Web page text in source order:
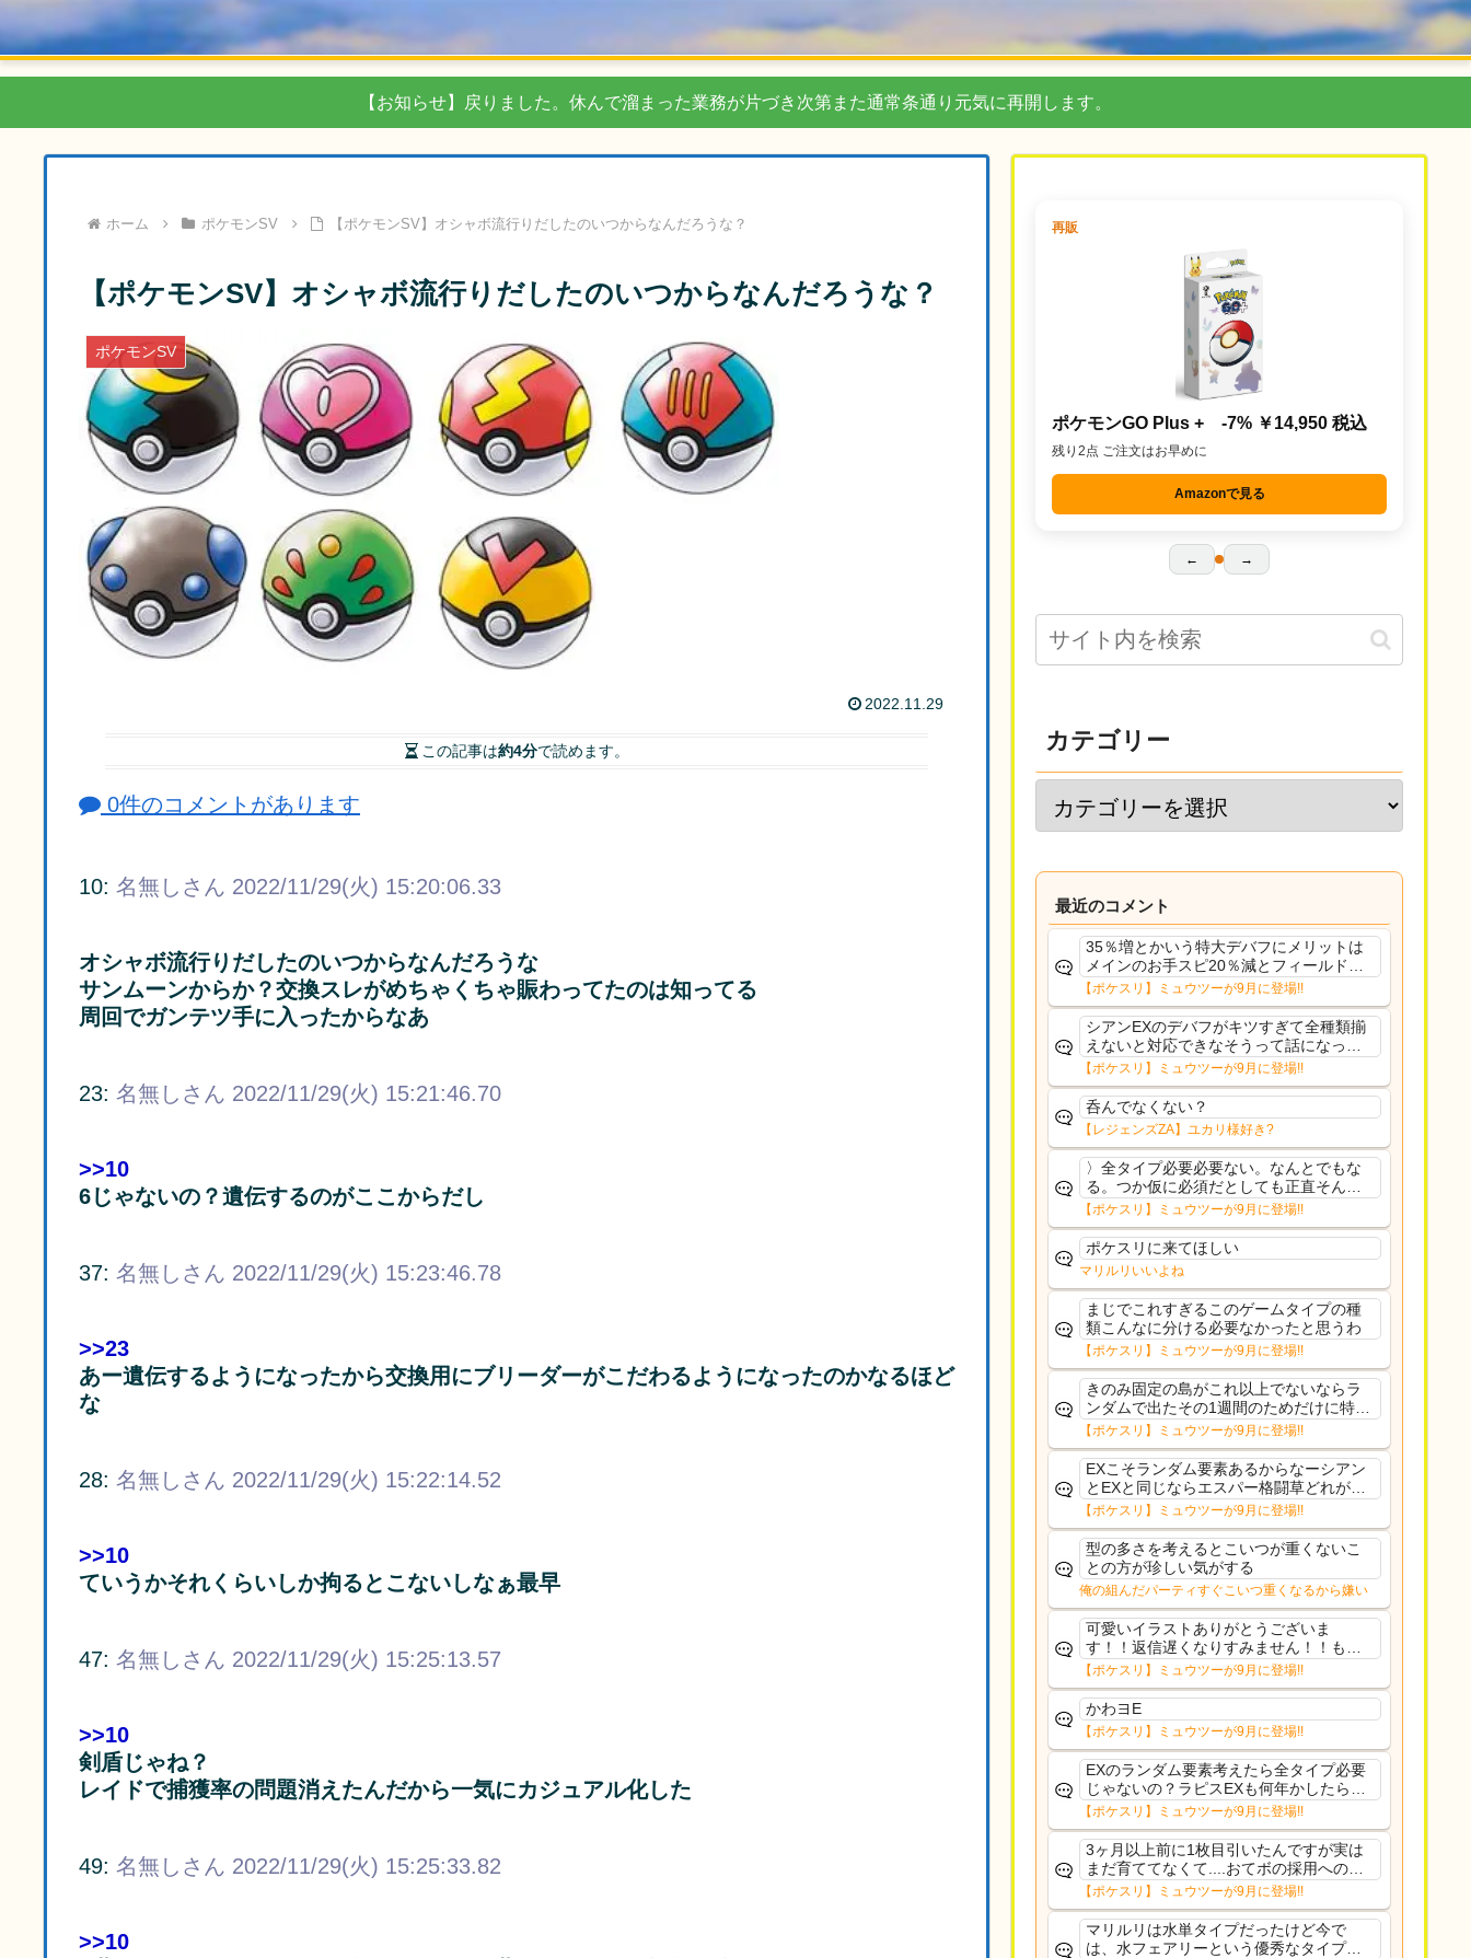
【お知らせ】戻りました。休んで溜まった業務が片づき次第また通常条通り元気に再開します。
ホーム ポケモンSV 【ポケモンSV】オシャボ流行りだしたのいつからなんだろうな？
【ポケモンSV】オシャボ流行りだしたのいつからなんだろうな？
ポケモンSV
2022.11.29
この記事は約4分で読めます。
0件のコメントがあります
10: 名無しさん 2022/11/29(火) 15:20:06.33
オシャボ流行りだしたのいつからなんだろうな
サンムーンからか？交換スレがめちゃくちゃ賑わってたのは知ってる
周回でガンテツ手に入ったからなあ
23: 名無しさん 2022/11/29(火) 15:21:46.70
>>10
6じゃないの？遺伝するのがここからだし
37: 名無しさん 2022/11/29(火) 15:23:46.78
>>23
あー遺伝するようになったから交換用にブリーダーがこだわるようになったのかなるほど
な
28: 名無しさん 2022/11/29(火) 15:22:14.52
>>10
ていうかそれくらいしか拘るとこないしなぁ最早
47: 名無しさん 2022/11/29(火) 15:25:13.57
>>10
剣盾じゃね？
レイドで捕獲率の問題消えたんだから一気にカジュアル化した
49: 名無しさん 2022/11/29(火) 15:25:33.82
>>10
再販
ポケモンGO Plus + -7% ￥14,950 税込
残り2点 ご注文はお早めに
Amazonで見る
← →
カテゴリー
最近のコメント
35％増とかいう特大デバフにメリットは
メインのお手スピ20％減とフィールド効
果のみフェアリーノーマルとか引いたら
まともに料理も作れないし終わり控えめ
に言ってカス
【ポケスリ】ミュウツーが9月に登場!!
シアンEXのデバフがキツすぎて全種類揃
えないと対応できなそうって話になって
るわ
【ポケスリ】ミュウツーが9月に登場!!
呑んでなくない？
【レジェンズZA】ユカリ様好き?
〉全タイプ必要必要ない。なんとでもな
る。つか仮に必須だとしても正直そんな
もんに付き合う気は無い。運営は時間の
リソースを甘く見すぎなのよ。ポケスリ
やったことないやろうなと思ってる。〉
ラピスEX最短二年後...
【ポケスリ】ミュウツーが9月に登場!!
ポケスリに来てほしい
マリルリいいよね
まじでこれすぎるこのゲームタイプの種
類こんなに分ける必要なかったと思うわ
【ポケスリ】ミュウツーが9月に登場!!
きのみ固定の島がこれ以上でないならラ
ンダムで出たその1週間のためだけに特定
のタイプにリソース割くのなんだかむな
しい気がするわ出番がないってわけじゃ
ないから無駄ではないんだけど
【ポケスリ】ミュウツーが9月に登場!!
EXこそランダム要素あるからなーシアン
とEXと同じならエスパー格闘草どれが事
前に来るか分からんから、積む必要があ
るミュウツーは使いにくくね？って思っ
た
【ポケスリ】ミュウツーが9月に登場!!
型の多さを考えるとこいつが重くないこ
との方が珍しい気がする
俺の組んだパーティすぐこいつ重くなるから嫌い
可愛いイラストありがとうございま
す！！返信遅くなりすみません！！もう
少ししたら通常再開できます！
【ポケスリ】ミュウツーが9月に登場!!
かわヨE
【ポケスリ】ミュウツーが9月に登場!!
EXのランダム要素考えたら全タイプ必要
じゃないの？ラピスEXも何年かしたら来
るだろうし後から厳選したい育てたいっ
て思ってもどうにもならないのがこのゲ
ームだしな
【ポケスリ】ミュウツーが9月に登場!!
3ヶ月以上前に1枚目引いたんですが実は
まだ育ててなくて....おてボの採用への影
響は勉強になります。ありがとうござい
ますオイルはだいぶ強めのABBレントラ
ーいて芋の方が不安なんで1枚目にしよう
かなと思...
【ポケスリ】ミュウツーが9月に登場!!
マリルリは水単タイプだったけど今で
は、水フェアリーという優秀なタイプだ